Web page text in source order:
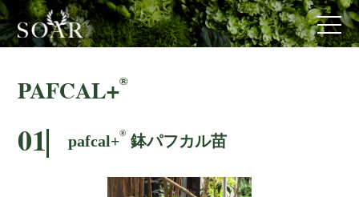
PAFCAL+®
01 pafcal+® 鉢パフカル苗